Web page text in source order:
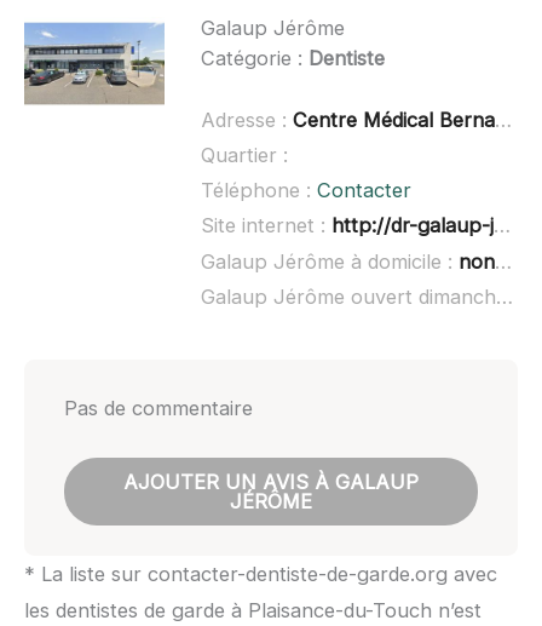
Galaup Jérôme
Catégorie : Dentiste
Adresse : Centre Médical Bernadet, 32 Route de Toulouse, 31830 Plaisance-d
Quartier :
Téléphone : Contacter
Site internet : http://dr-galaup-jerome.chirurgiens-dentistes.fr/index.php/l-equipe/dr-jerome-galaup
Galaup Jérôme à domicile : non renseigné
Galaup Jérôme ouvert dimanche :
Pas de commentaire
AJOUTER UN AVIS À GALAUP
JÉRÔME
* La liste sur contacter-dentiste-de-garde.org avec
les dentistes de garde à Plaisance-du-Touch n’est